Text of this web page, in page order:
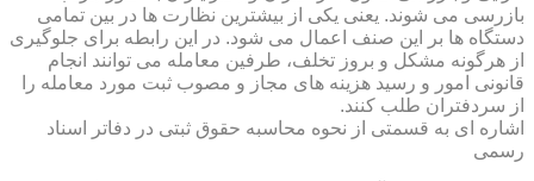
بازرسی می شوند. یعنی یکی از بیشترین نظارت ها در بین تمامی
دستگاه ها بر این صنف اعمال می شود. در این رابطه برای جلوگیری
از هرگونه مشکل و بروز تخلف، طرفین معامله می توانند انجام
قانونی امور و رسید هزینه های مجاز و مصوب ثبت مورد معامله را
از سردفتران طلب کنند.
اشاره ای به قسمتی از نحوه محاسبه حقوق ثبتی در دفاتر اسناد
رسمی